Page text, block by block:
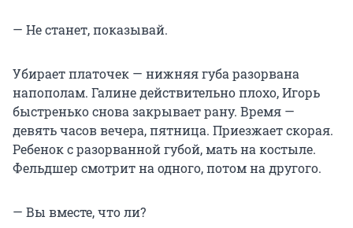
— Не станет, показывай.
Убирает платочек — нижняя губа разорвана
напополам. Галине действительно плохо, Игорь
быстренько снова закрывает рану. Время —
девять часов вечера, пятница. Приезжает скорая.
Ребенок с разорванной губой, мать на костыле.
Фельдшер смотрит на одного, потом на другого.
— Вы вместе, что ли?